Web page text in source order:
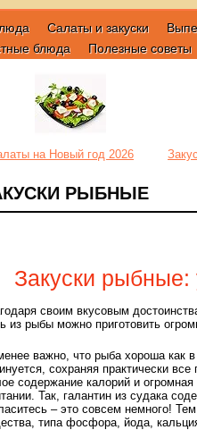
Салаты и закуски
блюда Полезные советы
на Новый год 2026
РЫБНЫЕ
Закуски
своим вкусовым
из рыбы можно приготовить
важно, что рыба хороша как
сохраняя практически все
содержание калорий и
Так, галантин из судака
– это совсем немного!
типа фосфора, йода,